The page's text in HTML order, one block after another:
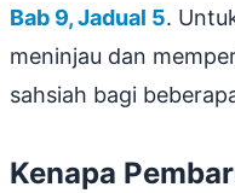
Bab 9, Jadual 5.
meninjau dan
sahsiah bagi
Kenapa